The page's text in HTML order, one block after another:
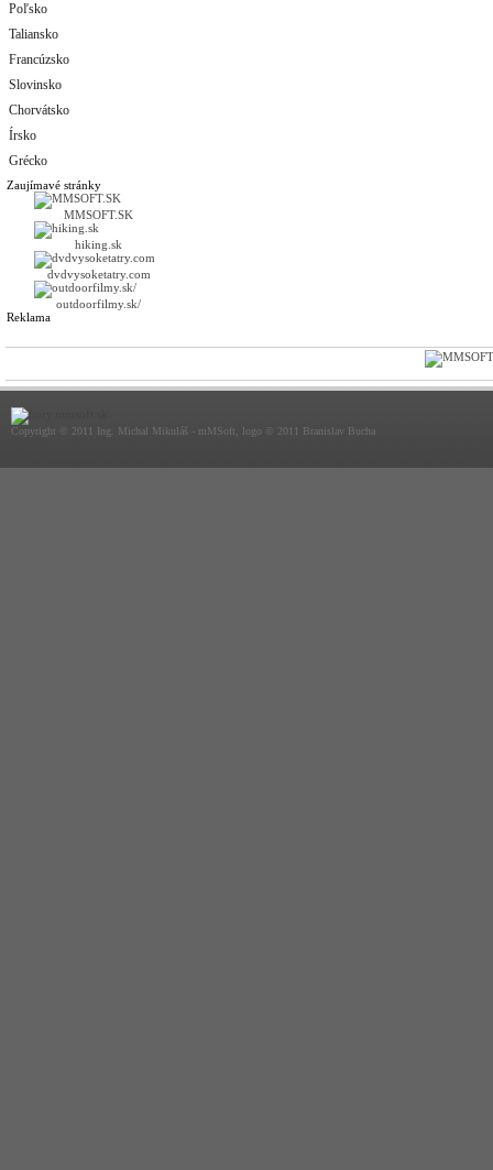
Poľsko
Taliansko
Francúzsko
Slovinsko
Chorvátsko
Írsko
Grécko
Zaujímavé stránky
MMSOFT.SK
hiking.sk
dvdvysoketatry.com
outdoorfilmy.sk/
Reklama
Copyright © 2011 Ing. Michal Mikuláš - mMSoft, logo © 2011 Branislav Bucha